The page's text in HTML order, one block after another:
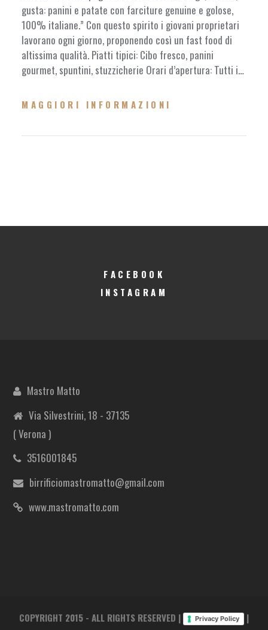
gusta: panini e patate con farciture genuine e golose,
100% italiane.” Con questo spirito i giovani proprietari
lavorano ogni giorno, proponendo così un fast food di
altissima qualità. Piatti tipici: Cibo fresco, panini
gourmet, spuntini, stuzzicherie Orari d’apertura: Tutti i…
MAGGIORI INFORMAZIONI
FACEBOOK
INSTAGRAM
Mastro Matto
Via Silvestrini, 18 - 37135
( Verona )
3516001845
birrificiomastromatto@gmail.com
www.mastromatto.com
COPYRIGHT 2015 - ALL RIGHTS RESERVED | Privacy Policy |